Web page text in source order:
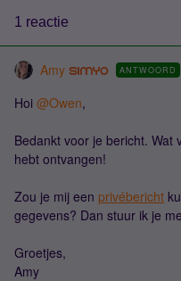
1 reactie
Amy ANTWOORD
Hoi ​ @Owen,
Bedankt voor je bericht.
hebt ontvangen!
Zou je mij een privébericht
gegevens? Dan stuur ik je
Groetjes,
Amy